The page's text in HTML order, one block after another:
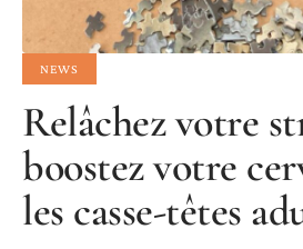
NEWS
Relâchez votre
boostez votre
les casse-têtes